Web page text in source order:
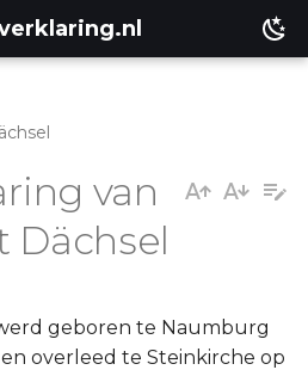
van
Dächsel
geboren te Naumburg
overleed te Steinkirche op